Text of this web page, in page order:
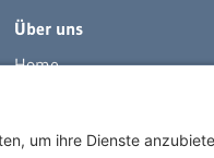
Über uns
Home
Skipper